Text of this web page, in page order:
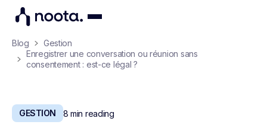
Blog
Gestion
Enregistrer une conversation ou réunion sans
consentement : est-ce légal ?
GESTION 8 min reading